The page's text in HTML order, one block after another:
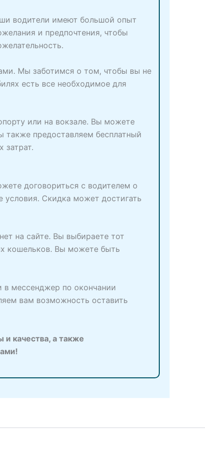
водители имеют большой опыт
и предпочтения, чтобы
Мы заботимся о том, чтобы вы не
есть все необходимое для
или на вокзале. Вы можете
предоставляем бесплатный
затрат.
договориться с водителем о
условия. Скидка может достигать
на сайте. Вы выбираете тот
кошельков. Вы можете быть
в мессенджер по окончании
вам возможность оставить
качества, а также